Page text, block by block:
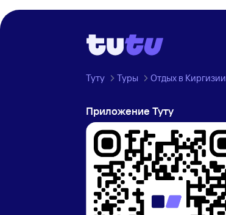
Туту Туры Отдых в Киргизии
Приложение Туту